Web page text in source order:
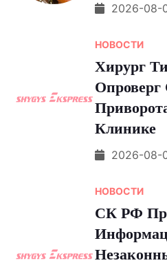
2026-08-
НОВОСТИ
Хирург
Клинике
2026-08-
НОВОСТИ
СК РФ